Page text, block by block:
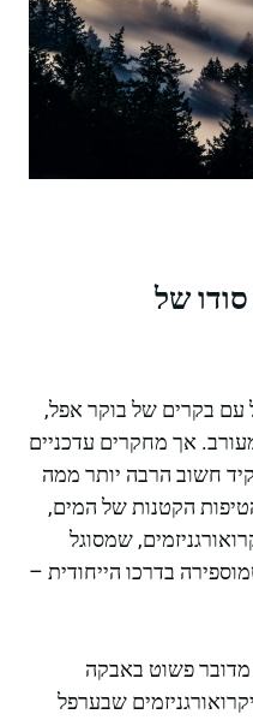
של
עם בקרים של בוקר אפל,
אך מחקרים עדכניים
חשוב הרבה יותר ממה
הקטנות של המים,
שמסוגל
בדרכו הייחודית –
מדובר פשוט באבקה
שבערפל